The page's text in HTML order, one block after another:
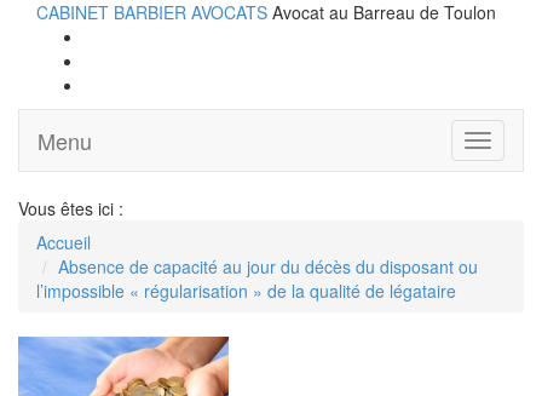
CABINET BARBIER AVOCATS Avocat au Barreau de Toulon
Ouvrir
le
Menu
Vous êtes ici :
Accueil
Absence de capacité au jour du décès du disposant ou
l’impossible « régularisation » de la qualité de légataire